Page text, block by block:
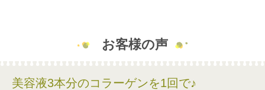
お客様の声
美容液3本分のコラーゲンを1回で♪